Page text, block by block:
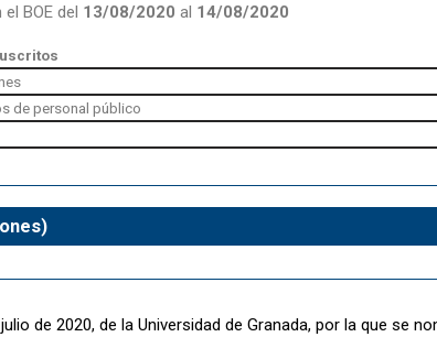
BOE del 13/08/2020 al 14/08/2020
de personal público
de 2020, de la Universidad de Granada, por la que se